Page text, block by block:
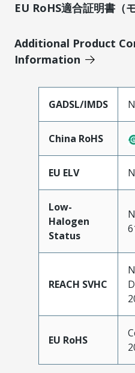
EU RoHS適合証明書（
Additional Product
Information
GADSL/IMDS
China RoHS
EU ELV
Low-
Halogen
Status
REACH SVHC
EU RoHS